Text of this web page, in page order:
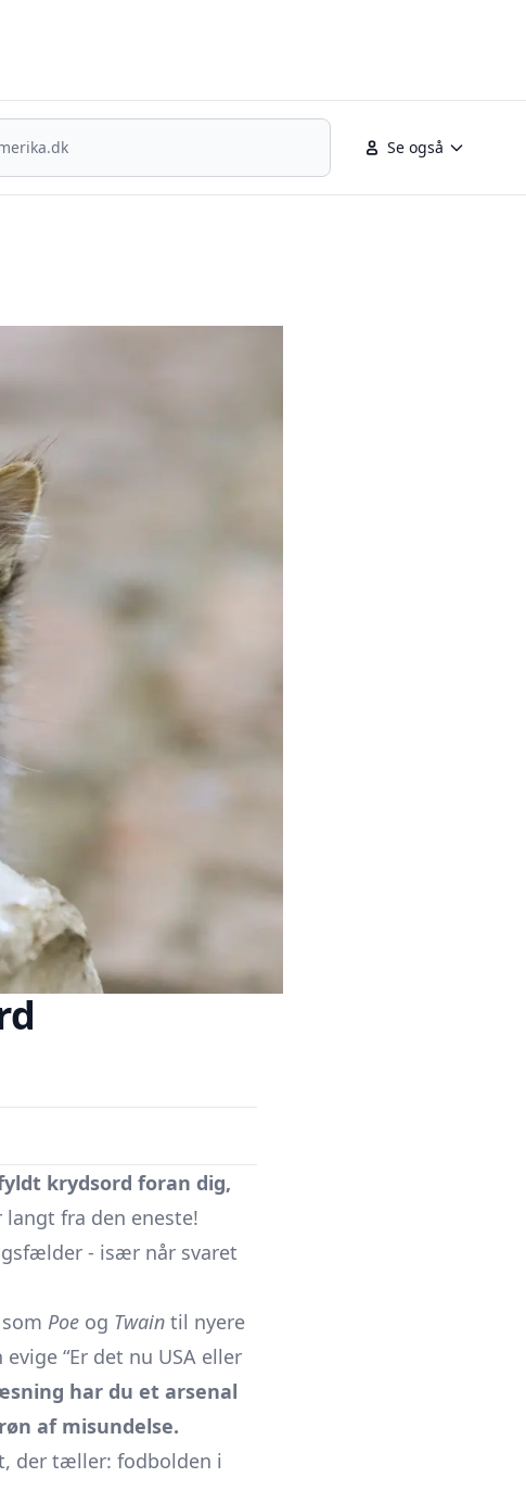
Se også
krydsord foran dig,
langt fra den eneste!
- især når svaret
Poe og Twain til nyere
“Er det nu USA eller
har du et arsenal
af misundelse.
der tæller: fodbolden i